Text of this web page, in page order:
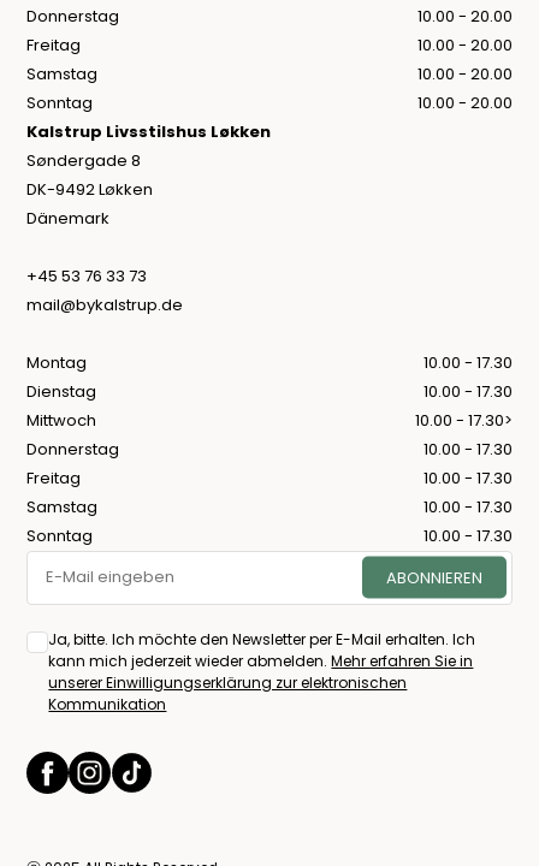
Donnerstag
10.00 - 20.00
Freitag
10.00 - 20.00
Samstag
10.00 - 20.00
Sonntag
10.00 - 20.00
Kalstrup Livsstilshus Løkken
Søndergade 8
DK-9492 Løkken
Dänemark
+45 53 76 33 73
mail@bykalstrup.de
Montag
10.00 - 17.30
Dienstag
10.00 - 17.30
Mittwoch
10.00 - 17.30>
Donnerstag
10.00 - 17.30
Freitag
10.00 - 17.30
Samstag
10.00 - 17.30
Sonntag
10.00 - 17.30
Ja, bitte. Ich möchte den Newsletter per E-Mail erhalten. Ich
kann mich jederzeit wieder abmelden.Mehr erfahren Sie in
unserer Einwilligungserklärung zur elektronischen
Kommunikation